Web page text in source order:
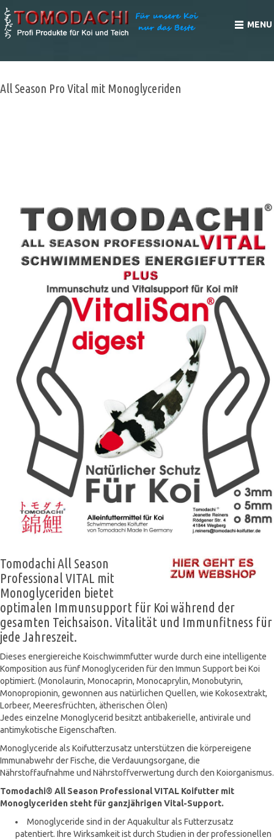
MENU
All Season Pro Vital mit Monoglyceriden
Tomodachi All Season
Professional VITAL mit
Monoglyceriden bietet
optimalen Immunsupport für Koi während der
gesamten Teichsaison. Vitalität und Immunfitness für
jede Jahreszeit.
Dieses energiereiche Koischwimmfutter wurde durch eine intelligente
Komposition aus fünf Monoglyceriden für den Immun Support bei Koi
optimiert. (Monolaurin, Monocaprin, Monocaprylin, Monobutyrin,
Monopropionin, gewonnen aus natürlichen Quellen, wie Kokosextrakt,
Lorbeer, Meeresfrüchten, ätherischen Ölen)
Jedes einzelne Monoglycerid besitzt antibakerielle, antivirale und
antimykotische Eigenschaften.
Monoglyceride als Koifutterzusatz unterstützen die körpereigene
Immunabwehr der Fische, die Verdauungsorgane, die
Nährstoffaufnahme und Nährstoffverwertung durch den Koiorganismus.
Tomodachi® All Season Professional VITAL Koifutter mit
Monoglyceriden steht für ganzjährigen Vital-Support.
Monoglyceride sind in der Aquakultur als Futterzusatz
patentiert. Ihre Wirksamkeit ist durch Studien in der professionellen